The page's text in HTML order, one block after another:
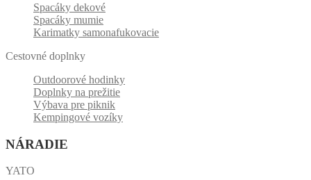
Spacáky dekové
Spacáky mumie
Karimatky samonafukovacie
Cestovné doplnky
Outdoorové hodinky
Doplnky na prežitie
Výbava pre piknik
Kempingové vozíky
NÁRADIE
YATO